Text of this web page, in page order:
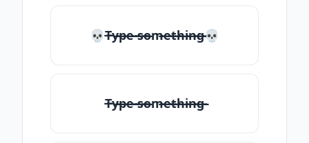
💀T̶̴y̶̴p̶̴e̶̴ ̶̴s̶̴o̶̴m̶̴e̶̴t̶̴h̶̴i̶̴n̶̴g̶̴💀
T̶̴y̶̴p̶̴e̶̴ ̶̴s̶̴o̶̴m̶̴e̶̴t̶̴h̶̴i̶̴n̶̴g̶̴